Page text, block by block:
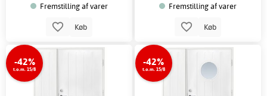
Fremstilling af varer
Køb
Fremstilling af varer
Køb
-42%
t.o.m. 15/8
-42%
t.o.m. 15/8